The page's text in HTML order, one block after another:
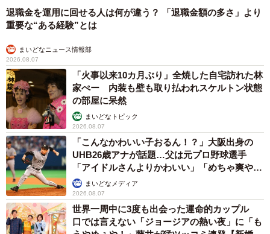
退職金を運用に回せる人は何が違う？ 「退職金額の多さ」より
重要な“ある経験”とは
まいどなニュース情報部
2026.08.07
「火事以来10カ月ぶり」全焼した自宅訪れた林
家ぺー 内装も壁も取り払われスケルトン状態
の部屋に呆然
まいどなトピック
2026.08.07
「こんなかわいい子おるん！？」大阪出身の
UHB26歳アナが話題…父は元プロ野球選手
「アイドルさんよりかわいい」「めちゃ爽や
か」まいどなメディア
2026.08.07
世界一周中に3度も出会った運命的カップル
口では言えない「ジョージアの熱い夜」に「も